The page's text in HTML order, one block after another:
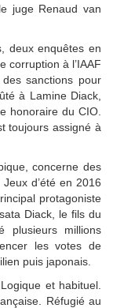
juge Renaud van
deux enquêtes en
corruption à l’IAAF
sanctions pour
à Lamine Diack,
honoraire du CIO.
toujours assigné à
concerne des
d’été en 2016
protagoniste
Diack, le fils du
plusieurs millions
les votes de
puis japonais.
et habituel.
Réfugié au